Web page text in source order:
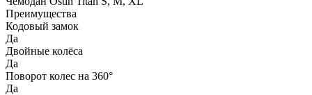
Преимущества
Кодовый замок
Да
Двойные колёса
Да
Поворот колес на 360°
Да